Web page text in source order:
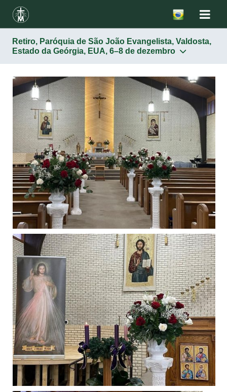
Retiro, Paróquia de São João Evangelista, Valdosta,
Estado da Geórgia, EUA, 6–8 de dezembro